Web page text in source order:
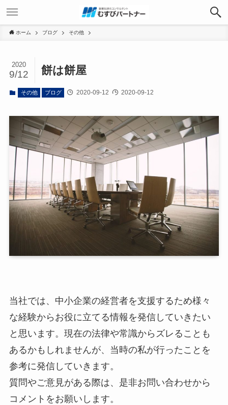
ホーム ブログ その他
餅は餅屋
2020
9/12
その他 ブログ 2020-09-12 2020-09-12
当社では、中小企業の経営者を支援するため様々
な経験からお役に立てる情報を発信していきたい
と思います。現在の法律や常識からズレることも
あるかもしれませんが、当時の私が行ったことを
参考に発信していきます。
質問やご意見がある際は、是非お問い合わせから
コメントをお願いします。